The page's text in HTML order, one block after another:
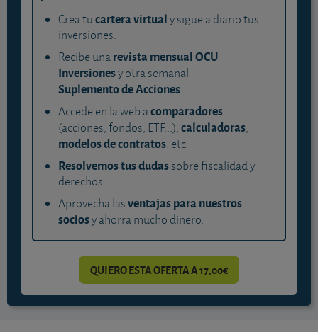
Crea tucartera virtualy sigue a diario tus
inversiones.
Recibe unarevista mensual OCU
Inversionesy otra semanal +
Suplemento de Acciones.
Accede en la web acomparadores
(acciones, fondos, ETF...),calculadoras,
modelos de contratos, etc.
Resolvemos tus dudassobre fiscalidad y
derechos.
Aprovecha lasventajas para nuestros
sociosy ahorra mucho dinero.
QUIERO ESTA OFERTA A 17,00€